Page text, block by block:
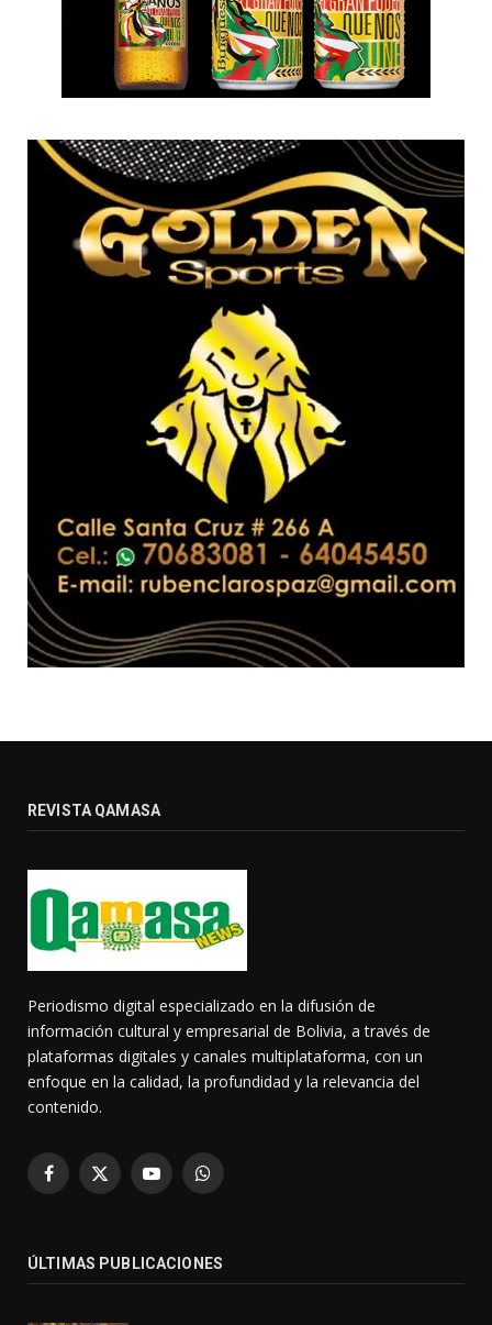
REVISTA QAMASA
Periodismo digital especializado en la difusión de
información cultural y empresarial de Bolivia, a través de
plataformas digitales y canales multiplataforma, con un
enfoque en la calidad, la profundidad y la relevancia del
contenido.
Facebook
X
YouTubeWhatsApp
ÚLTIMAS PUBLICACIONES